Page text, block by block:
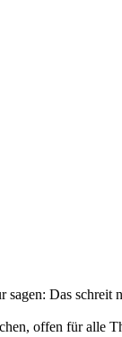
sagen: Das schreit
offen für alle